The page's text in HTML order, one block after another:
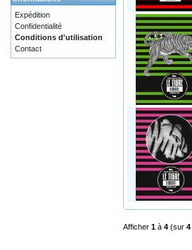
Afficher 1 à 4 (sur 4
Expédition
Confidentialité
Conditions d'utilisation
Contact